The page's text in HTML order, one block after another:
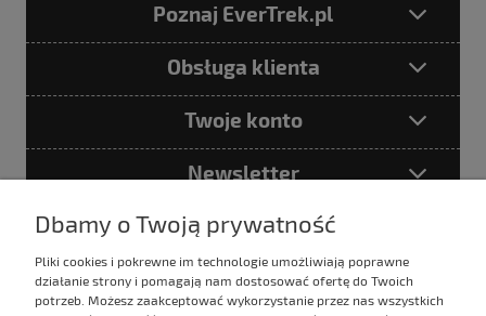
Poznaj EverTrek.pl
Obsługa klienta
Twoje konto
Newsletter
Podając adres e-mail akceptujesz
Politykę prywatności
Dbamy o Twoją prywatność
Pliki cookies i pokrewne im technologie umożliwiają poprawne
działanie strony i pomagają nam dostosować ofertę do Twoich
potrzeb. Możesz zaakceptować wykorzystanie przez nas wszystkich